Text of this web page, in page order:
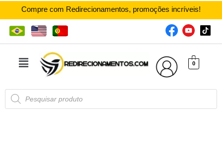
Compre com Redirecionamentos, promoções incríveis!
0